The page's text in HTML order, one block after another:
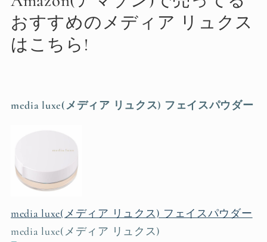
おすすめのメディア リュクス
はこちら!
media luxe(メディア リュクス) フェイスパウダー
media luxe(メディア リュクス) フェイスパウダー
media luxe(メディア リュクス)